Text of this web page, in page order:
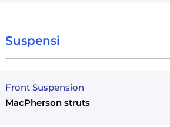
Suspensi
Front Suspension
MacPherson struts